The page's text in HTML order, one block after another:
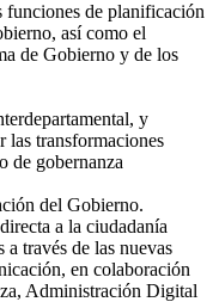
funciones de planificación
así como el
de Gobierno y de los
y
las transformaciones
de gobernanza
del Gobierno.
a la ciudadanía
través de las nuevas
en colaboración
Administración Digital